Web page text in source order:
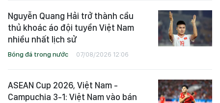
Nguyễn Quang Hải trở thành cầu
thủ khoác áo đội tuyển Việt Nam
nhiều nhất lịch sử
Bóng đá trong nước 07/08/2026 12:06
ASEAN Cup 2026, Việt Nam -
Campuchia 3-1: Việt Nam vào bán